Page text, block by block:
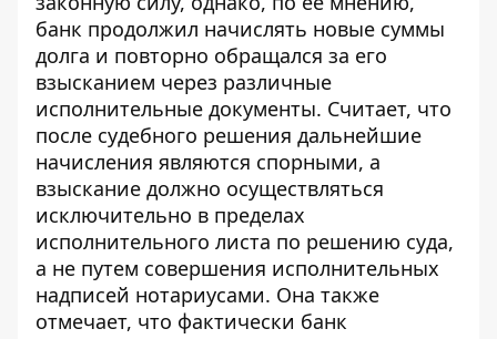
банк продолжил начислять новые суммы
долга и повторно обращался за его
взысканием через различные
исполнительные документы. Считает, что
после судебного решения дальнейшие
начисления являются спорными, а
взыскание должно осуществляться
исключительно в пределах
исполнительного листа по решению суда,
а не путем совершения исполнительных
надписей нотариусами. Она также
отмечает, что фактически банк